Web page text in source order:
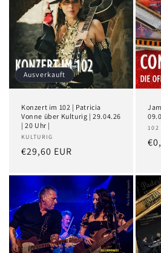
Ausverkauft
Konzert im 102 | Patricia
Vonne über Kulturig | 29.04.26
| 20 Uhr |
KULTURIG
€29,60 EUR
102